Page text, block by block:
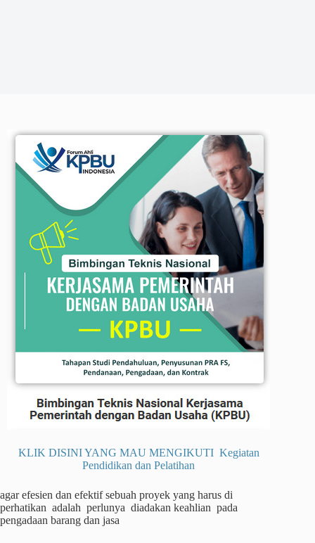
KLIK DISINI YANG MAU MENGIKUTI Kegiatan
Pendidikan dan Pelatihan
agar efesien dan efektif sebuah proyek yang harus di
perhatikan adalah perlunya diadakan keahlian pada
pengadaan barang dan jasa